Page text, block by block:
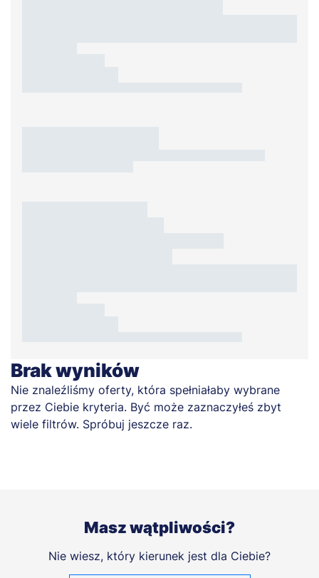
Brak wyników
Nie znaleźliśmy oferty, która spełniałaby wybrane
przez Ciebie kryteria. Być może zaznaczyłeś zbyt
wiele filtrów. Spróbuj jeszcze raz.
Masz wątpliwości?
Nie wiesz, który kierunek jest dla Ciebie?